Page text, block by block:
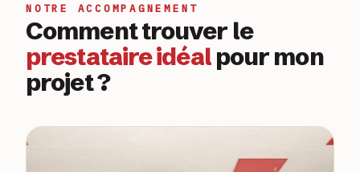
NOTRE ACCOMPAGNEMENT
Comment trouver le
prestataire idéalpour mon
projet ?